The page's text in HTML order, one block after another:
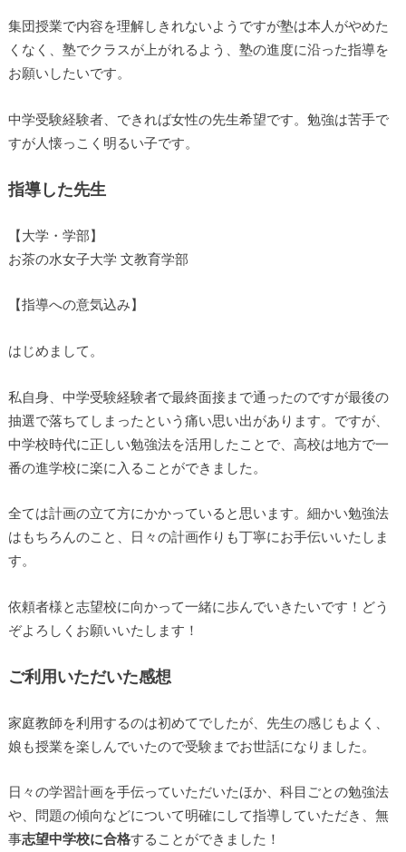
集団授業で内容を理解しきれないようですが塾は本人がやめた
くなく、塾でクラスが上がれるよう、塾の進度に沿った指導を
お願いしたいです。
中学受験経験者、できれば女性の先生希望です。勉強は苦手で
すが人懐っこく明るい子です。
指導した先生
【大学・学部】
お茶の水女子大学 文教育学部
【指導への意気込み】
はじめまして。
私自身、中学受験経験者で最終面接まで通ったのですが最後の
抽選で落ちてしまったという痛い思い出があります。ですが、
中学校時代に正しい勉強法を活用したことで、高校は地方で一
番の進学校に楽に入ることができました。
全ては計画の立て方にかかっていると思います。細かい勉強法
はもちろんのこと、日々の計画作りも丁寧にお手伝いいたしま
す。
依頼者様と志望校に向かって一緒に歩んでいきたいです！どう
ぞよろしくお願いいたします！
ご利用いただいた感想
家庭教師を利用するのは初めてでしたが、先生の感じもよく、
娘も授業を楽しんでいたので受験までお世話になりました。
日々の学習計画を手伝っていただいたほか、科目ごとの勉強法
や、問題の傾向などについて明確にして指導していただき、無
事志望中学校に合格することができました！